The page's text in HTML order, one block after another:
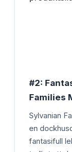
#2:
Families
Sylvanian
en
fantasifull